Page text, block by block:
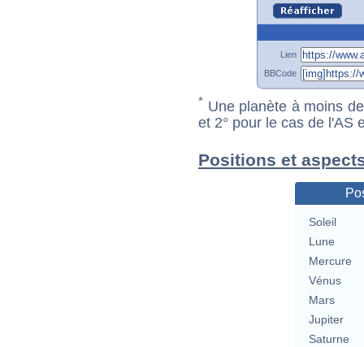
Lien
BBCode
* Une planète à moins
et 2° pour le cas de l'AS
Positions et
Soleil
Lune
Mercure
Vénus
Mars
Jupiter
Saturne